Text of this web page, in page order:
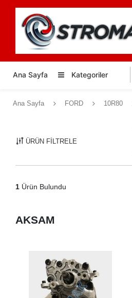
Ana Sayfa Kategoriler
Ana Sayfa FORD 10R80
ÜRÜN FİLTRELE
1 Ürün Bulundu
AKSAM